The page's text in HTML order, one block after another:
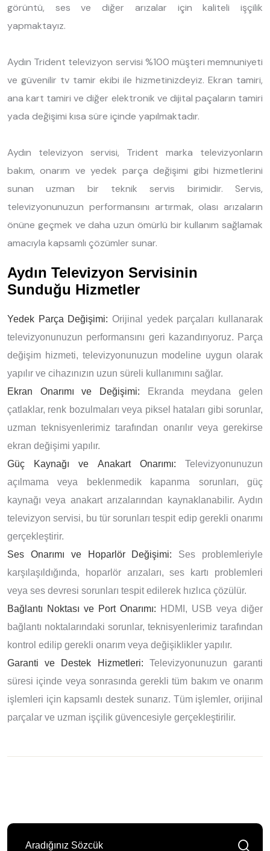
görüntü, ses ve diğer arızalar için kaliteli işçilik
yapmaktayız.
Aydın Trident televizyon servisi %100 müşteri memnuniyeti
ve güvenilir tv tamir ekibi ile hizmetinizdeyiz. Ekran tamiri,
ana kart tamiri ve diğer elektronik ve dijital paçaların tamiri
yada değişimi kısa süre içinde yapılmaktadır.
Aydın televizyon servisi, Trident marka televizyonların
bakım, onarım ve yedek parça değişimi gibi hizmetlerini
sunan uzman bir teknik servis birimidir. Servis,
televizyonunuzun performansını artırmak, olası arızaların
önüne geçmek ve daha uzun ömürlü bir kullanım sağlamak
amacıyla kapsamlı çözümler sunar.
Aydın Televizyon Servisinin
Sunduğu Hizmetler
Yedek Parça Değişimi: Orijinal yedek parçaları kullanarak
televizyonunuzun performansını geri kazandırıyoruz. Parça
değişim hizmeti, televizyonunuzun modeline uygun olarak
yapılır ve cihazınızın uzun süreli kullanımını sağlar.
Ekran Onarımı ve Değişimi: Ekranda meydana gelen
çatlaklar, renk bozulmaları veya piksel hataları gibi sorunlar,
uzman teknisyenlerimiz tarafından onarılır veya gerekirse
ekran değişimi yapılır.
Güç Kaynağı ve Anakart Onarımı: Televizyonunuzun
açılmama veya beklenmedik kapanma sorunları, güç
kaynağı veya anakart arızalarından kaynaklanabilir. Aydın
televizyon servisi, bu tür sorunları tespit edip gerekli onarımı
gerçekleştirir.
Ses Onarımı ve Hoparlör Değişimi: Ses problemleriyle
karşılaşıldığında, hoparlör arızaları, ses kartı problemleri
veya ses devresi sorunları tespit edilerek hızlıca çözülür.
Bağlantı Noktası ve Port Onarımı: HDMI, USB veya diğer
bağlantı noktalarındaki sorunlar, teknisyenlerimiz tarafından
kontrol edilip gerekli onarım veya değişiklikler yapılır.
Garanti ve Destek Hizmetleri: Televizyonunuzun garanti
süresi içinde veya sonrasında gerekli tüm bakım ve onarım
işlemleri için kapsamlı destek sunarız. Tüm işlemler, orijinal
parçalar ve uzman işçilik güvencesiyle gerçekleştirilir.